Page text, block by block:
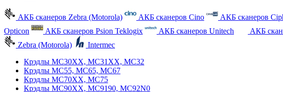
АКБ сканеров Zebra (Motorola) АКБ сканеров Cino АКБ сканеров
Opticon
АКБ сканеров Psion Teklogix АКБ сканеров Unitech
АКБ
Zebra (Motorola)
Intermec
Крэдлы MC30XX, MC31XX, MC32
Крэдлы MC55, MC65, MC67
Крэдлы MC70XX, MC75
Крэдлы MC90XX, MC9190, MC92N0